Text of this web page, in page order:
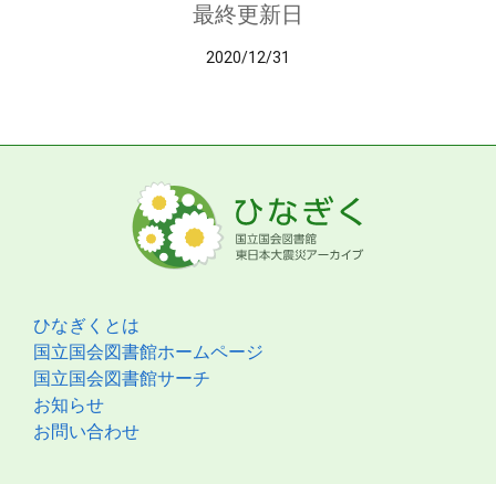
最終更新日
2020/12/31
ひなぎくとは
国立国会図書館ホームページ
国立国会図書館サーチ
お知らせ
お問い合わせ